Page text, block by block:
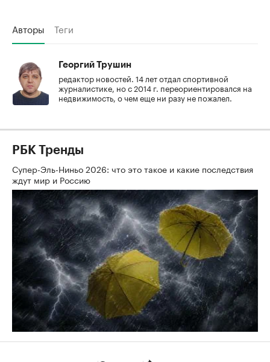
Авторы Теги
Георгий Трушин
редактор новостей. 14 лет отдал спортивной
журналистике, но с 2014 г. переориентировался на
недвижимость, о чем еще ни разу не пожалел.
РБК Тренды
Супер-Эль-Ниньо 2026: что это такое и какие последствия
ждут мир и Россию